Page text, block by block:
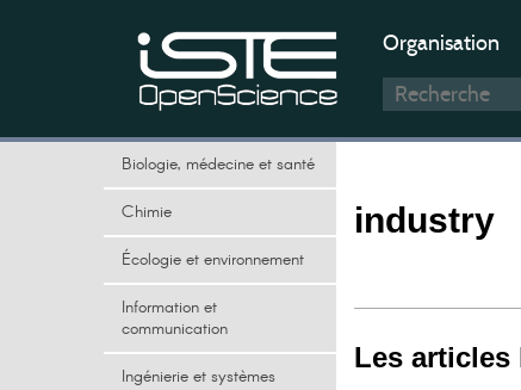
Organisation
Biologie, médecine et santé
Chimie
Écologie et environnement
Information et
communication
Ingénierie et systèmes
industry
Les articles